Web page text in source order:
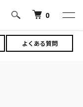
0
よくある質問